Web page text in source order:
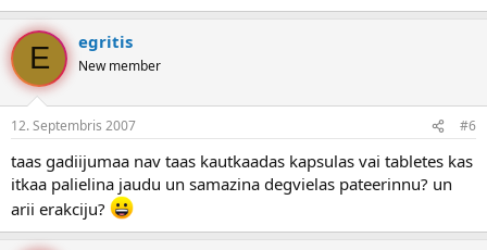
E egritis
New member
12. Septembris 2007 #6
taas gadiijumaa nav taas kautkaadas kapsulas vai tabletes kas
itkaa palielina jaudu un samazina degvielas pateerinnu? un
arii erakciju?